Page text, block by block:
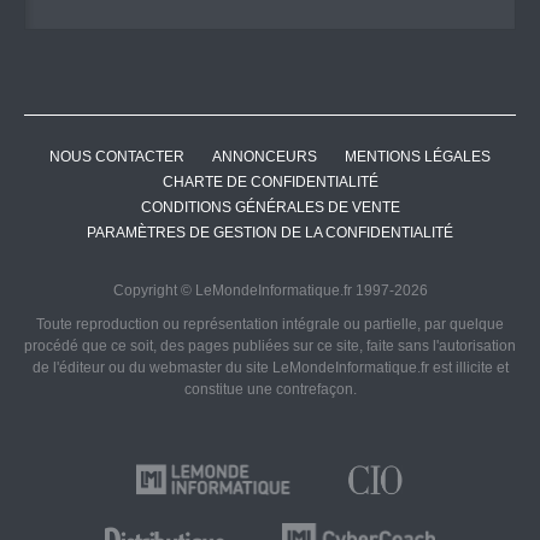
NOUS CONTACTER ANNONCEURS
MENTIONS LÉGALES
CHARTE DE CONFIDENTIALITÉ
CONDITIONS GÉNÉRALES DE VENTE
PARAMÈTRES DE GESTION DE LA CONFIDENTIALITÉ
Copyright © LeMondeInformatique.fr 1997-2026
Toute reproduction ou représentation intégrale ou partielle, par quelque
procédé que ce soit, des pages publiées sur ce site, faite sans l'autorisation
de l'éditeur ou du webmaster du site LeMondeInformatique.fr est illicite et
constitue une contrefaçon.